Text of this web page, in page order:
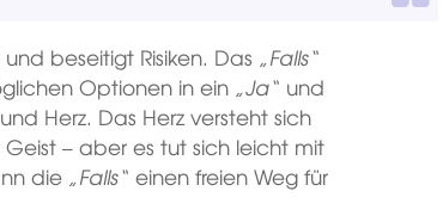
beseitigt Risiken. Das „Falls“
Optionen in ein „Ja“ und
Herz. Das Herz versteht sich
– aber es tut sich leicht mit
die „Falls“ einen freien Weg für